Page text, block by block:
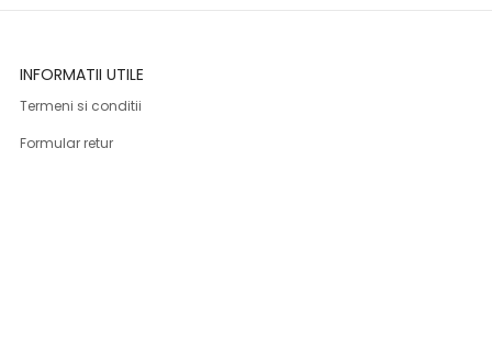
INFORMATII UTILE
Termeni si conditii
Formular retur